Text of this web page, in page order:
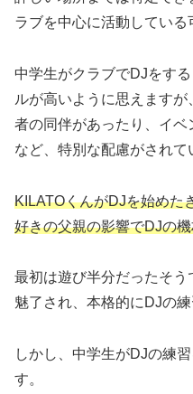
ラブを中心に活動している
中学生がクラブでDJをす
ルが高いように思えます
者の同伴があったり、イ
など、特別な配慮がされて
KILATOくんがDJを始めた
好きの父親の影響でDJの
最初は遊び半分だったそ
魅了され、本格的にDJの練
しかし、中学生がDJの練
す。